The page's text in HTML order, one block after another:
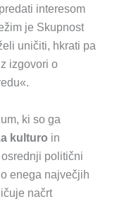
interesom
je Skupnost
uničiti, hkrati pa
izgovori o
ki so ga
kulturo in
politični
enega največjih
načrt